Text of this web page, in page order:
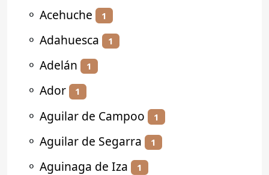
⚬ Acehuche 1
⚬ Adahuesca 1
⚬ Adelán 1
⚬ Ador 1
⚬ Aguilar de Campoo 1
⚬ Aguilar de Segarra 1
⚬ Aguinaga de Iza 1